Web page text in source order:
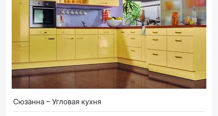
Сюзанна – Угловая кухня